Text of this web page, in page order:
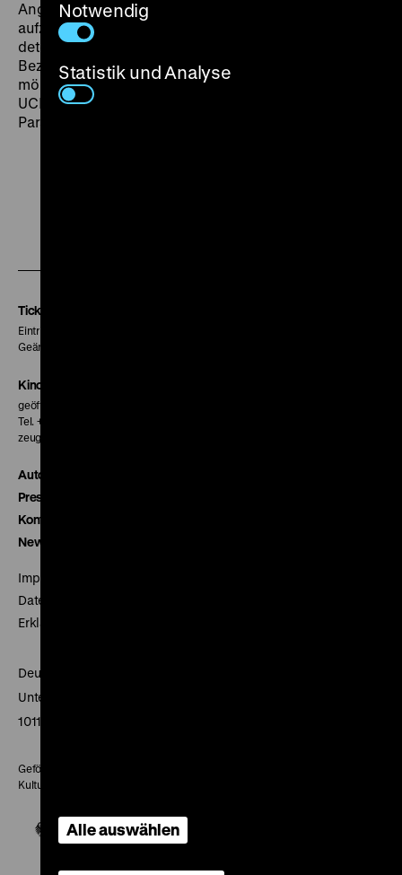
Angst – dass ein Mann ihrem Leben seinen Willen
aufzwängt – kein zufälliger, sondern ein kulturell
determinierter ist; und dass er deshalb auch all jenen
Beziehungen eignet, die nicht gleichermaßen
mörderisch sind.“ (Scott Nye). (lf) Preserved by the
UCLA Film and Television Archive in cooperation with
Paramount Pictures.
Tickets
Eintritt 5 €
Geänderte Preise sind im Programm vermerkt.
Kinokasse
geöffnet 30 Minuten vor Beginn der ersten Vorstellung
Tel. + 49 30 20304-770
zeughauskino@dhm.de
Autor*innen
Presse
Kontakt
Newsletter
Impressum
Datenschutz
Erklärung digitale Barrierefreiheit
Deutsches Historisches Museum
Unter den Linden 2
10117 Berlin
Gefördert mit Mitteln des Beauftragten der Bundesregierung für
Kultur und Medien
Notwendig
Statistik und Analyse
Alle auswählen